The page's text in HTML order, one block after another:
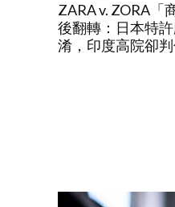
ZARA v. ZORA「
後翻轉：日本特
淆，印度高院卻